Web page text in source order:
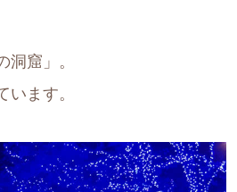
窟」。
ます。